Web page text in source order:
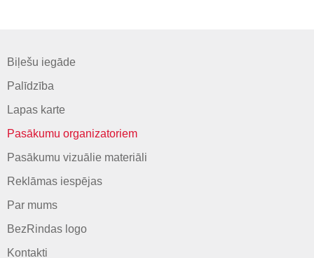
Biļešu iegāde
Palīdzība
Lapas karte
Pasākumu organizatoriem
Pasākumu vizuālie materiāli
Reklāmas iespējas
Par mums
BezRindas logo
Kontakti